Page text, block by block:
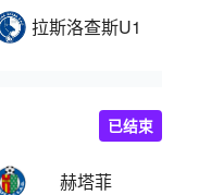
拉斯洛查斯U19
赫塔菲
已结束